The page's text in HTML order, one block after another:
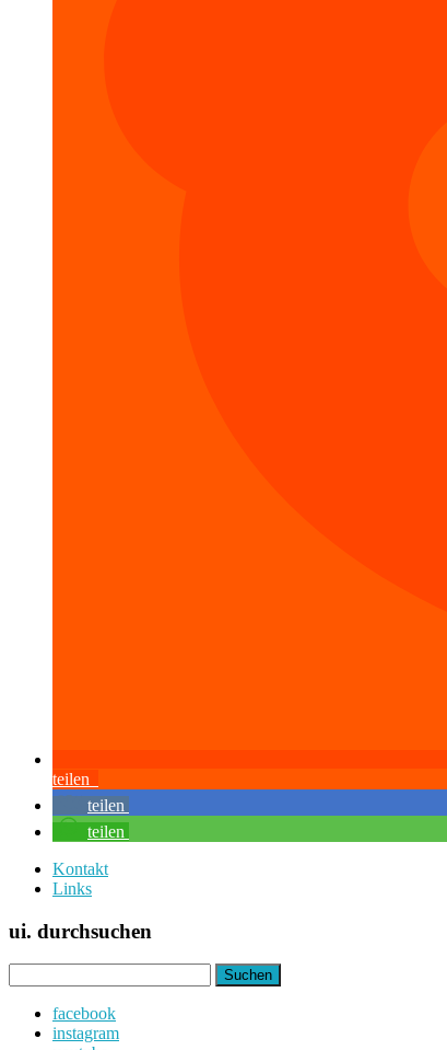
teilen
teilen
teilen
Kontakt
Links
ui. durchsuchen
nach:
facebook
instagram